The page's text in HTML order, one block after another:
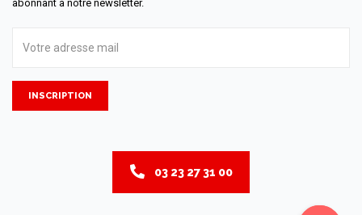
abonnant à notre newsletter.
INSCRIPTION
03 23 27 31 00